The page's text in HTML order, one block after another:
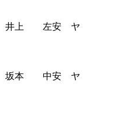
上 左安 ヤ
坂本 中安 ヤ